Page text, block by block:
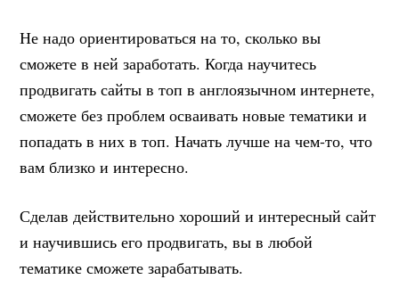
Не надо ориентироваться на то, сколько вы
сможете в ней заработать. Когда научитесь
продвигать сайты в топ в англоязычном интернете,
сможете без проблем осваивать новые тематики и
попадать в них в топ. Начать лучше на чем-то, что
вам близко и интересно.
Сделав действительно хороший и интересный сайт
и научившись его продвигать, вы в любой
тематике сможете зарабатывать.